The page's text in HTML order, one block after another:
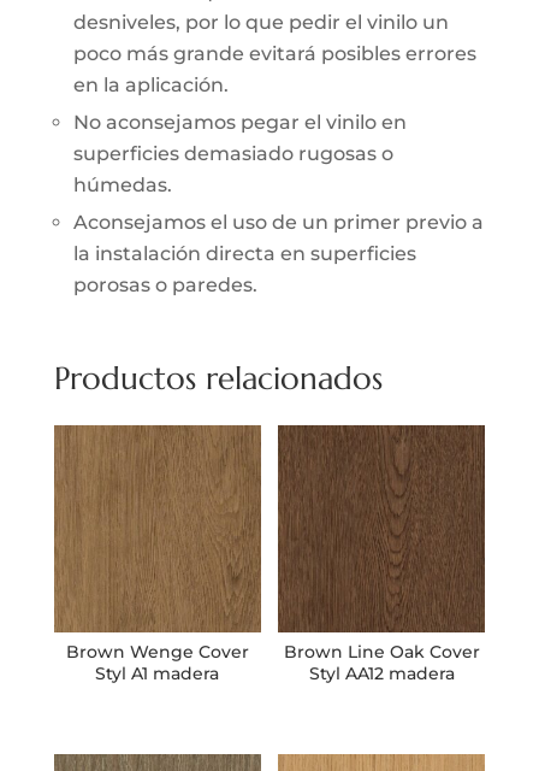
desniveles, por lo que pedir el vinilo un
poco más grande evitará posibles errores
en la aplicación.
No aconsejamos pegar el vinilo en
superficies demasiado rugosas o
húmedas.
Aconsejamos el uso de un primer previo a
la instalación directa en superficies
porosas o paredes.
Productos relacionados
Brown Wenge Cover
Styl A1 madera
Brown Line Oak Cover
Styl AA12 madera